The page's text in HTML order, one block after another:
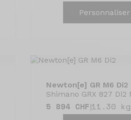
Personnaliser
Newton[e] GR M6 Di2
Shimano GRX 827 Di2
5 894 CHF |11.30 kg